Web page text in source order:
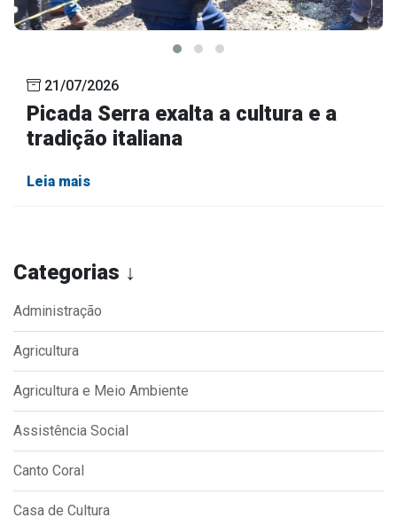
Categorias ↓
Administração
Agricultura
Agricultura e Meio Ambiente
Assistência Social
Canto Coral
Casa de Cultura
21/07/2026
Picada Serra exalta a cultura e a
tradição italiana
Leia mais